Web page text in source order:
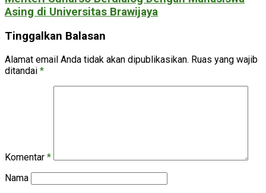
Asing di Universitas Brawijaya
Tinggalkan Balasan
Alamat email Anda tidak akan dipublikasikan. Ruas yang wajib
ditandai *
Komentar *
Nama